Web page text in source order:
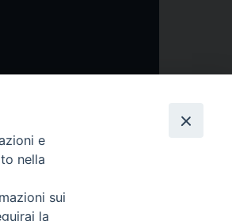
e
nella
sui
la